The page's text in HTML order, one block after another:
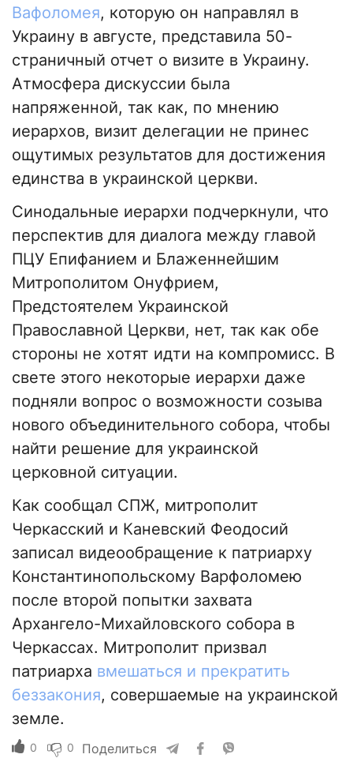
Вафоломея, которую он направлял в
Украину в августе, представила 50-
страничный отчет о визите в Украину.
Атмосфера дискуссии была
напряженной, так как, по мнению
иерархов, визит делегации не принес
ощутимых результатов для достижения
единства в украинской церкви.
Синодальные иерархи подчеркнули, что
перспектив для диалога между главой
ПЦУ Епифанием и Блаженнейшим
Митрополитом Онуфрием,
Предстоятелем Украинской
Православной Церкви, нет, так как обе
стороны не хотят идти на компромисс. В
свете этого некоторые иерархи даже
подняли вопрос о возможности созыва
нового объединительного собора, чтобы
найти решение для украинской
церковной ситуации.
Как сообщал СПЖ, митрополит
Черкасский и Каневский Феодосий
записал видеообращение к патриарху
Константинопольскому Варфоломею
после второй попытки захвата
Архангело-Михайловского собора в
Черкассах. Митрополит призвал
патриарха вмешаться и прекратить
беззакония, совершаемые на украинской
земле.
0 0 Поделиться